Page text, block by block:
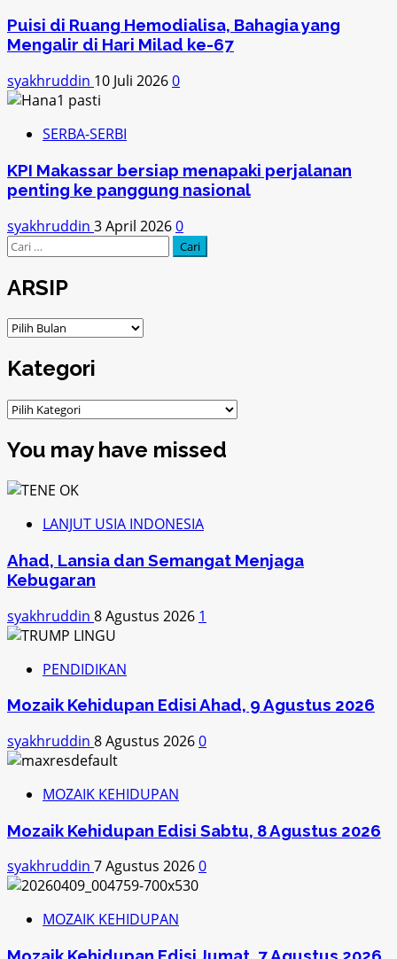
Puisi di Ruang Hemodialisa, Bahagia yang
Mengalir di Hari Milad ke-67
syakhruddin 10 Juli 20260
SERBA-SERBI
KPI Makassar bersiap menapaki perjalanan
penting ke panggung nasional
syakhruddin 3 April 20260
Cari
untuk:
ARSIP
ARSIP
Kategori
Kategori
You may have missed
LANJUT USIA INDONESIA
Ahad, Lansia dan Semangat Menjaga
Kebugaran
syakhruddin 8 Agustus 2026 1
PENDIDIKAN
Mozaik Kehidupan Edisi Ahad, 9 Agustus 2026
syakhruddin 8 Agustus 20260
MOZAIK KEHIDUPAN
Mozaik Kehidupan Edisi Sabtu, 8 Agustus 2026
syakhruddin 7 Agustus 20260
MOZAIK KEHIDUPAN